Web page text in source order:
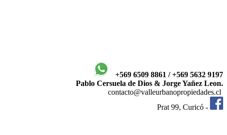
+569 6509 8861 / +569 5632 9197
Pablo Cersuela de Dios & Jorge Yañez Leon.
contacto@valleurbanopropiedades.cl
Prat 99, Curicó -